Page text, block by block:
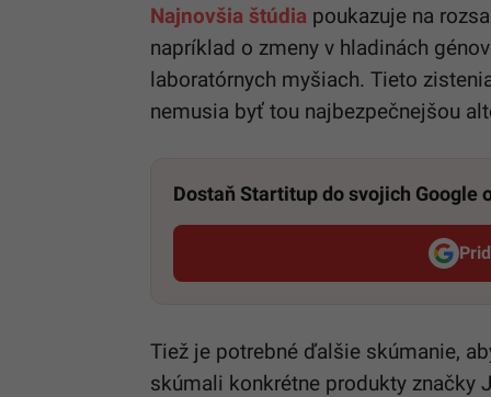
Najnovšia štúdia poukazuje na
napríklad o zmeny v hladinách
laboratórnych myšiach. Tieto
nemusia byť tou najbezpečnejšou
Dostaň Startitup do svojich Google
Tiež je potrebné ďalšie skúmanie,
skúmali konkrétne produkty značky